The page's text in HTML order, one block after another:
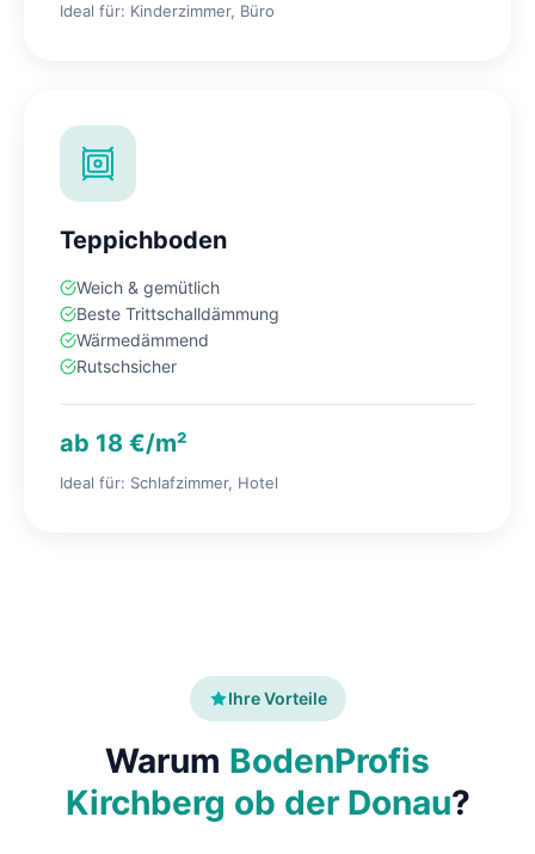
Ideal für: Kinderzimmer, Büro
Teppichboden
Weich & gemütlich
Beste Trittschalldämmung
Wärmedämmend
Rutschsicher
ab 18 €/m²
Ideal für: Schlafzimmer, Hotel
Ihre Vorteile
Warum BodenProfis
Kirchberg ob der Donau?